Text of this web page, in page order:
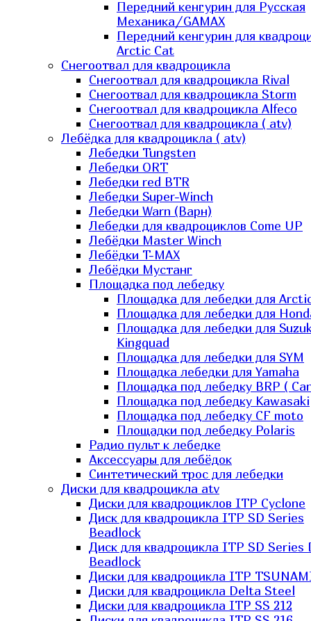
Передний кенгурин для Русская
Механика/GAMAX
Передний кенгурин для
Arctic Cat
Снегоотвал для квадроцикла
Снегоотвал для квадроцикла Rival
Снегоотвал для квадроцикла Storm
Снегоотвал для квадроцикла Alfeco
Снегоотвал для квадроцикла ( atv)
Лебёдка для квадроцикла ( atv)
Лебедки Tungsten
Лебедки ORT
Лебедки red BTR
Лебедки Super-Winch
Лебедки Warn (Варн)
Лебедки для квадроциклов Come UP
Лебёдки Master Winch
Лебёдки T-MAX
Лебёдки Мустанг
Площадка под лебедку
Площадка для лебедки для
Площадка для лебедки для
Площадка для лебедки для
Kingquad
Площадка для лебедки для SYM
Площадка лебедки для Yamaha
Площадка под лебедку BRP (
Площадка под лебедку Kawasaki
Площадка под лебедку СF moto
Площадки под лебедку Polaris
Радио пульт к лебедке
Аксессуары для лебёдок
Синтетический трос для лебедки
Диски для квадроцикла atv
Диски для квадроциклов ITP Cyclone
Диск для квадроцикла ITP SD Series
Beadlock
Диск для квадроцикла ITP SD Series
Beadlock
Диски для квадроцикла ITP
Диски для квадроцикла Delta Steel
Диски для квадроцикла ITP SS 212